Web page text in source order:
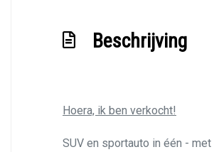
Beschrijving
Hoera, ik ben verkocht!
SUV en sportauto in één -